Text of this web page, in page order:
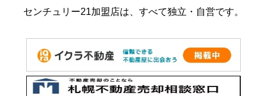
センチュリー21加盟店は、すべて独立・自営です。